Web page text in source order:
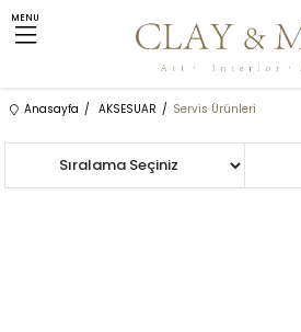
MENU
Anasayfa AKSESUAR Servis Ürünleri
Sıralama